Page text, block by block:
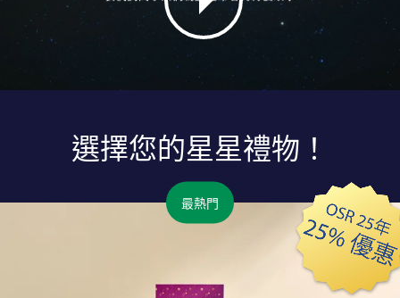
選擇您的星星禮物！
最熱門